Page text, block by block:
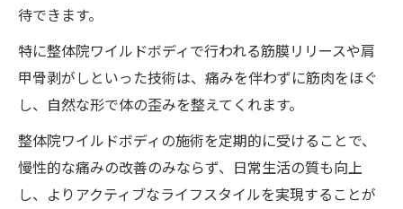
待できます。
特に整体院ワイルドボディで行われる筋膜リリースや肩
甲骨剥がしといった技術は、痛みを伴わずに筋肉をほぐ
し、自然な形で体の歪みを整えてくれます。
整体院ワイルドボディの施術を定期的に受けることで、
慢性的な痛みの改善のみならず、日常生活の質も向上
し、よりアクティブなライフスタイルを実現することが